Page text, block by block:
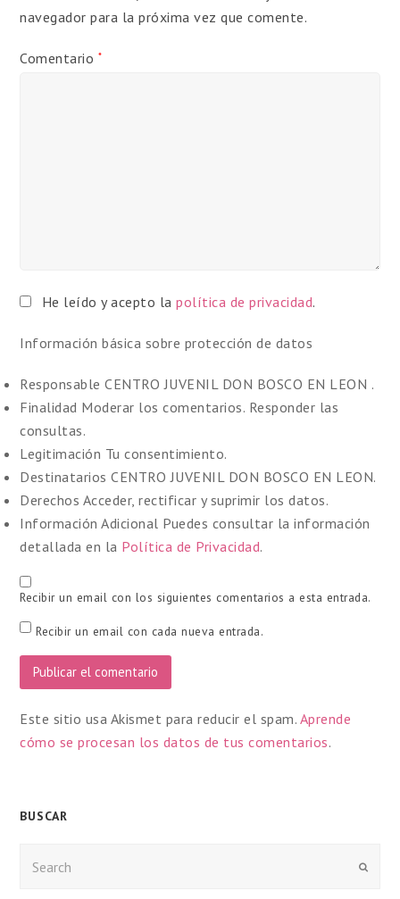
navegador para la próxima vez que comente.
Comentario *
He leído y acepto lapolítica de privacidad.
Información básica sobre protección de datos
Responsable CENTRO JUVENIL DON BOSCO EN LEON .
Finalidad Moderar los comentarios. Responder las
consultas.
Legitimación Tu consentimiento.
Destinatarios CENTRO JUVENIL DON BOSCO EN LEON.
Derechos Acceder, rectificar y suprimir los datos.
Información Adicional Puedes consultar la información
detallada en la Política de Privacidad.
Recibir un email con los siguientes comentarios a esta entrada.
Recibir un email con cada nueva entrada.
Este sitio usa Akismet para reducir el spam. Aprende
cómo se procesan los datos de tus comentarios.
BUSCAR
Enviar